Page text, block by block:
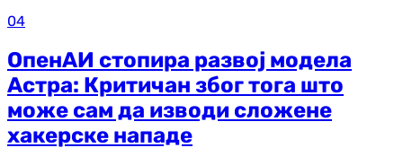
04
ОпенАИ стопира развој модела
Астра: Критичан због тога што
може сам да изводи сложене
хакерске нападе